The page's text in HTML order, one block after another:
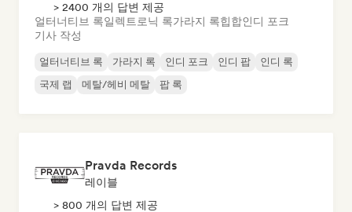
> 2400 개의 답변 제공
얼터너티브 록일렉트로닉 록가라지 록힙합인디 포크
기사 작성
얼터너티브 록 가라지 록 인디 포크 인디 팝
인디 록
국제 랩
메탈/헤비 메탈 팝 록
Pravda Records
레이블
> 800 개의 답변 제공